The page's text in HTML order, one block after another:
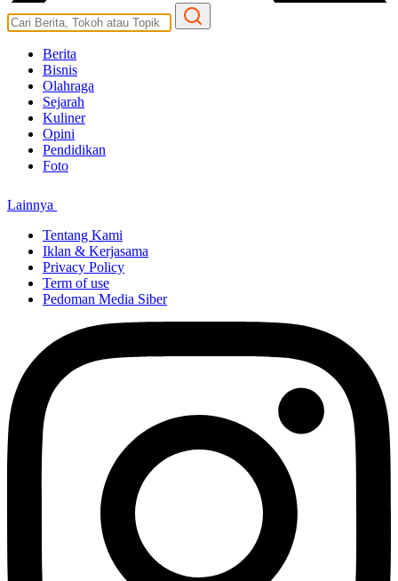
Berita
Bisnis
Olahraga
Sejarah
Kuliner
Opini
Pendidikan
Foto
Lainnya
Tentang Kami
Iklan & Kerjasama
Privacy Policy
Term of use
Pedoman Media Siber